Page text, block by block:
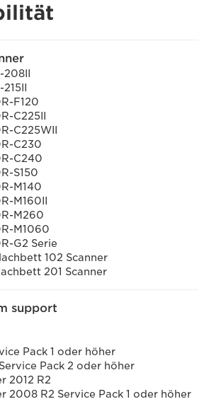
F120
C225II
C225WII
C230
C240
S150
M140
M160II
M260
M1060
G2 Serie
102 Scanner
201 Scanner
support
Pack 1 oder höher
Pack 2 oder höher
2012 R2
2008 R2 Service Pack 1 oder höher